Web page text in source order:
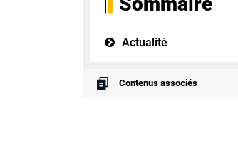
Actualité
Contenus associés